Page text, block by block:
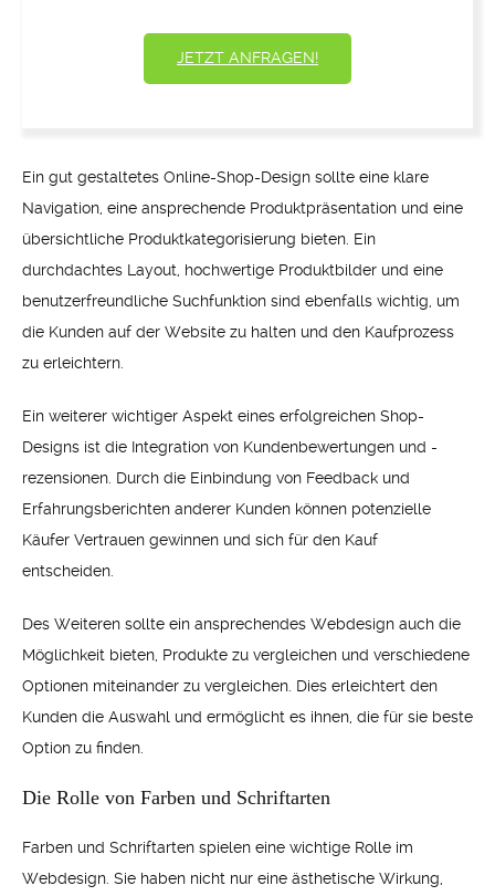
JETZT ANFRAGEN!
Ein gut gestaltetes Online-Shop-Design sollte eine klare
Navigation, eine ansprechende Produktpräsentation und eine
übersichtliche Produktkategorisierung bieten. Ein
durchdachtes Layout, hochwertige Produktbilder und eine
benutzerfreundliche Suchfunktion sind ebenfalls wichtig, um
die Kunden auf der Website zu halten und den Kaufprozess
zu erleichtern.
Ein weiterer wichtiger Aspekt eines erfolgreichen Shop-
Designs ist die Integration von Kundenbewertungen und -
rezensionen. Durch die Einbindung von Feedback und
Erfahrungsberichten anderer Kunden können potenzielle
Käufer Vertrauen gewinnen und sich für den Kauf
entscheiden.
Des Weiteren sollte ein ansprechendes Webdesign auch die
Möglichkeit bieten, Produkte zu vergleichen und verschiedene
Optionen miteinander zu vergleichen. Dies erleichtert den
Kunden die Auswahl und ermöglicht es ihnen, die für sie beste
Option zu finden.
Die Rolle von Farben und Schriftarten
Farben und Schriftarten spielen eine wichtige Rolle im
Webdesign. Sie haben nicht nur eine ästhetische Wirkung,